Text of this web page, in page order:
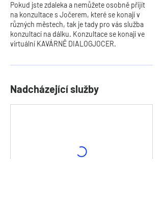
Pokud jste zdaleka a nemůžete osobně přijít
na konzultace s Jočerem, které se konají v
různých městech, tak je tady pro vás služba
konzultací na dálku. Konzultace se konají ve
virtuální KAVÁRNĚ DIALOGJOCER.
Nadcházející služby